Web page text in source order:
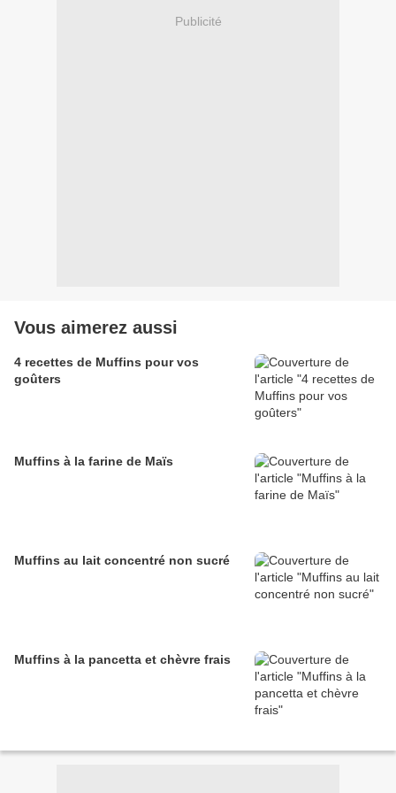
Publicité
Vous aimerez aussi
4 recettes de Muffins pour vos
goûters
Muffins à la farine de Maïs
Muffins au lait concentré non sucré
Muffins à la pancetta et chèvre frais